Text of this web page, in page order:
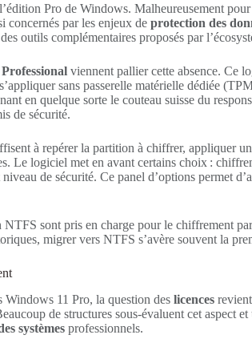
Pro de Windows. Malheureusement
concernés par les enjeux de protection des
outils complémentaires proposés par
viennent pallier cette absence. Ce
sans passerelle matérielle dédiée
en quelque sorte le couteau suisse du
de sécurité.
à repérer la partition à chiffrer, appliquer
Le logiciel met en avant certains choix :
de sécurité. Ce panel d’options permet
sont pris en charge pour le chiffrement
migrer vers NTFS s’avère souvent la
Windows 11 Pro, la question des licences
de structures sous-évaluent cet aspect
systèmes professionnels.